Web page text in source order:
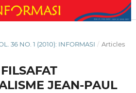
36 NO. 1 (2010): INFORMASI / Articles
JEAN-PAUL